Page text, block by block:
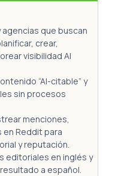
que buscan
crear,
visibilidad AI
“AI-citable” y
sin procesos
menciones,
Reddit para
y reputación.
editoriales en inglés y
a español.